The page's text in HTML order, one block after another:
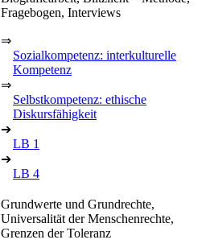
Fragebogen, Interviews
⇒
Sozialkompetenz: interkulturelle
Kompetenz
⇒
Selbstkompetenz: ethische
Diskursfähigkeit
➔
LB 1
➔
LB 4
Grundwerte und Grundrechte,
Universalität der Menschenrechte,
Grenzen der Toleranz